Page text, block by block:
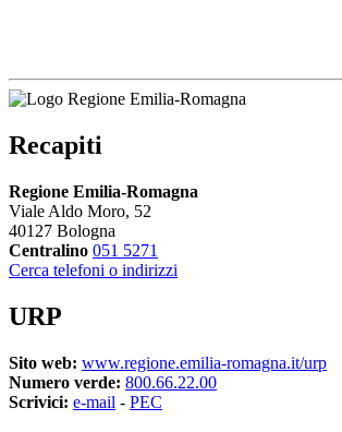
Recapiti
Regione Emilia-Romagna
Viale Aldo Moro, 52
40127 Bologna
Centralino 051 5271
Cerca telefoni o indirizzi
URP
Sito web: www.regione.emilia-romagna.it/urp
Numero verde: 800.66.22.00
Scrivici: e-mail - PEC